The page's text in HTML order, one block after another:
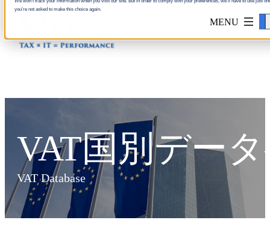
you're not asked to make this choice again.
Accept
VAT国別デー
VAT Database